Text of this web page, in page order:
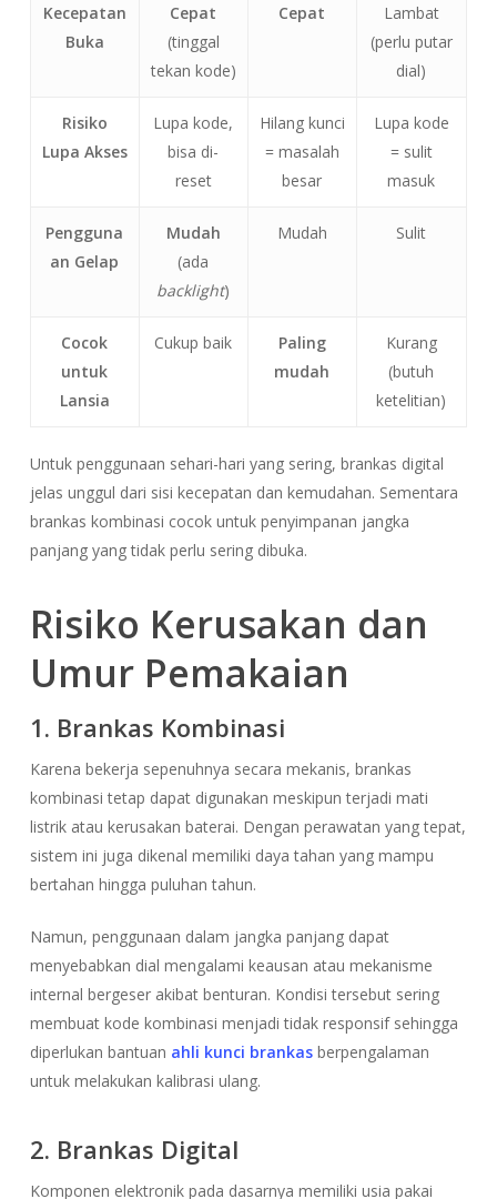
Kecepatan
Buka
Cepat
(tinggal
tekan kode)
Cepat
Lambat
(perlu putar
dial)
Risiko
Lupa Akses
Lupa kode,
bisa di-
reset
Hilang kunci
= masalah
besar
Lupa kode
= sulit
masuk
Pengguna
an Gelap
Mudah
(ada
backlight)
Mudah Sulit
Cocok
untuk
Lansia
Cukup baik
Paling
mudah
Kurang
(butuh
ketelitian)
Untuk penggunaan sehari-hari yang sering, brankas digital
jelas unggul dari sisi kecepatan dan kemudahan. Sementara
brankas kombinasi cocok untuk penyimpanan jangka
panjang yang tidak perlu sering dibuka.
Risiko Kerusakan dan
Umur Pemakaian
1. Brankas Kombinasi
Karena bekerja sepenuhnya secara mekanis, brankas
kombinasi tetap dapat digunakan meskipun terjadi mati
listrik atau kerusakan baterai. Dengan perawatan yang tepat,
sistem ini juga dikenal memiliki daya tahan yang mampu
bertahan hingga puluhan tahun.
Namun, penggunaan dalam jangka panjang dapat
menyebabkan dial mengalami keausan atau mekanisme
internal bergeser akibat benturan. Kondisi tersebut sering
membuat kode kombinasi menjadi tidak responsif sehingga
diperlukan bantuan ahli kunci brankasberpengalaman
untuk melakukan kalibrasi ulang.
2. Brankas Digital
Komponen elektronik pada dasarnya memiliki usia pakai